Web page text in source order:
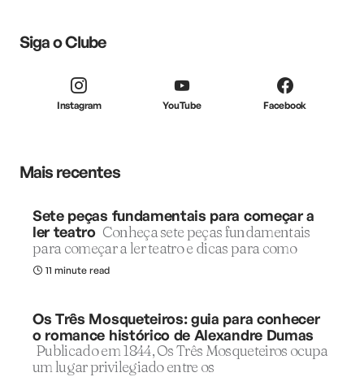
Siga o Clube
Instagram YouTube Facebook
Mais recentes
Sete peças fundamentais para começar a
ler teatro Conheça sete peças fundamentais
para começar a ler teatro e dicas para como
11 minute read
Os Três Mosqueteiros: guia para conhecer
o romance histórico de Alexandre Dumas
Publicado em 1844, Os Três Mosqueteiros ocupa
um lugar privilegiado entre os